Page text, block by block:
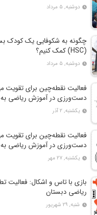
دوشنبه, ۵ مرداد
چگونه به شکوفایی یک کودک
(HSC) کمک کنیم؟
دوشنبه, ۵ مرداد
فعالیت نقطه‌چین برای تقویت
دست‌ورزی در آموزش ریاضی
دوم + 10 کاربرگ فعالیت
یکشنبه, ۲ آذر
فعالیت نقطه‌چین برای تقویت
کاربرگ فعالیت
یکشنبه, ۲۷ مهر
بازی با تاس و اشکال: فعالیت
ریاضی دبستان
شنبه, ۲۹ شهریور